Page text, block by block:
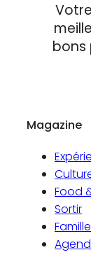
bons
Magazine
Food
Sortir
Famille